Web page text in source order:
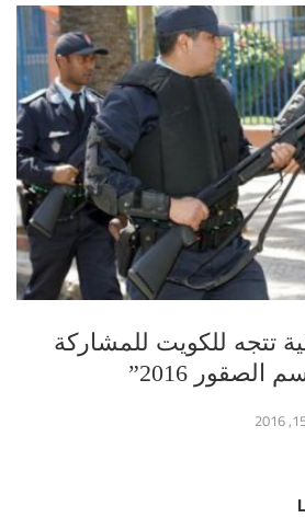
تتجه للكويت للمشاركة
2016”